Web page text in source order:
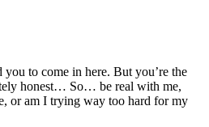
to come in here. But you’re the
honest… So… be real with me,
or am I trying way too hard for my